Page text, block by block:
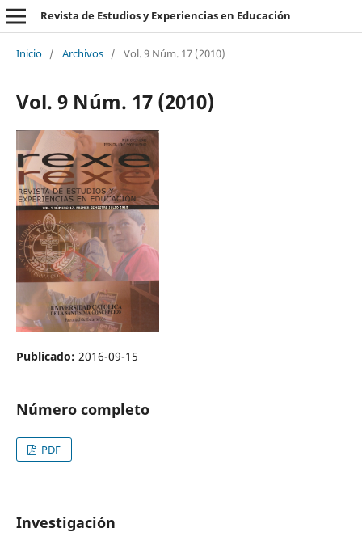
Revista de Estudios y Experiencias en Educación
Inicio / Archivos / Vol. 9 Núm. 17 (2010)
Vol. 9 Núm. 17 (2010)
Publicado: 2016-09-15
Número completo
PDF
Investigación